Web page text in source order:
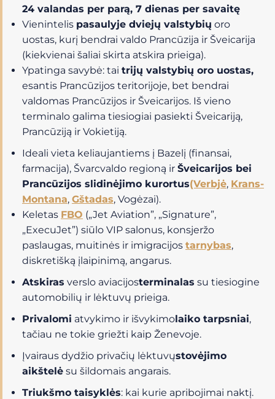
24 valandas per parą, 7 dienas per savaitę
Vienintelis pasaulyje dviejų valstybių oro
uostas, kurį bendrai valdo Prancūzija ir Šveicarija
(kiekvienai šaliai skirta atskira prieiga).
Ypatinga savybė: tai trijų valstybių oro uostas,
esantis Prancūzijos teritorijoje, bet bendrai
valdomas Prancūzijos ir Šveicarijos. Iš vieno
terminalo galima tiesiogiai pasiekti Šveicariją,
Prancūziją ir Vokietiją.
Ideali vieta keliaujantiems į Bazelį (finansai,
farmacija), Švarcvaldo regioną ir Šveicarijos bei
Prancūzijos slidinėjimo kurortus(Verbjė, Krans-
Montana, Gštadas, Vogėzai).
Keletas FBO („Jet Aviation”, „Signature”,
„ExecuJet”) siūlo VIP salonus, konsjeržo
paslaugas, muitinės ir imigracijos tarnybas,
diskretišką įlaipinimą, angarus.
Atskiras verslo aviacijosterminalas su tiesiogine
automobilių ir lėktuvų prieiga.
Privalomi atvykimo ir išvykimolaiko tarpsniai,
tačiau ne tokie griežti kaip Ženevoje.
Įvairaus dydžio privačių lėktuvųstovėjimo
aikštelė su šildomais angarais.
Triukšmo taisyklės: kai kurie apribojimai naktį.